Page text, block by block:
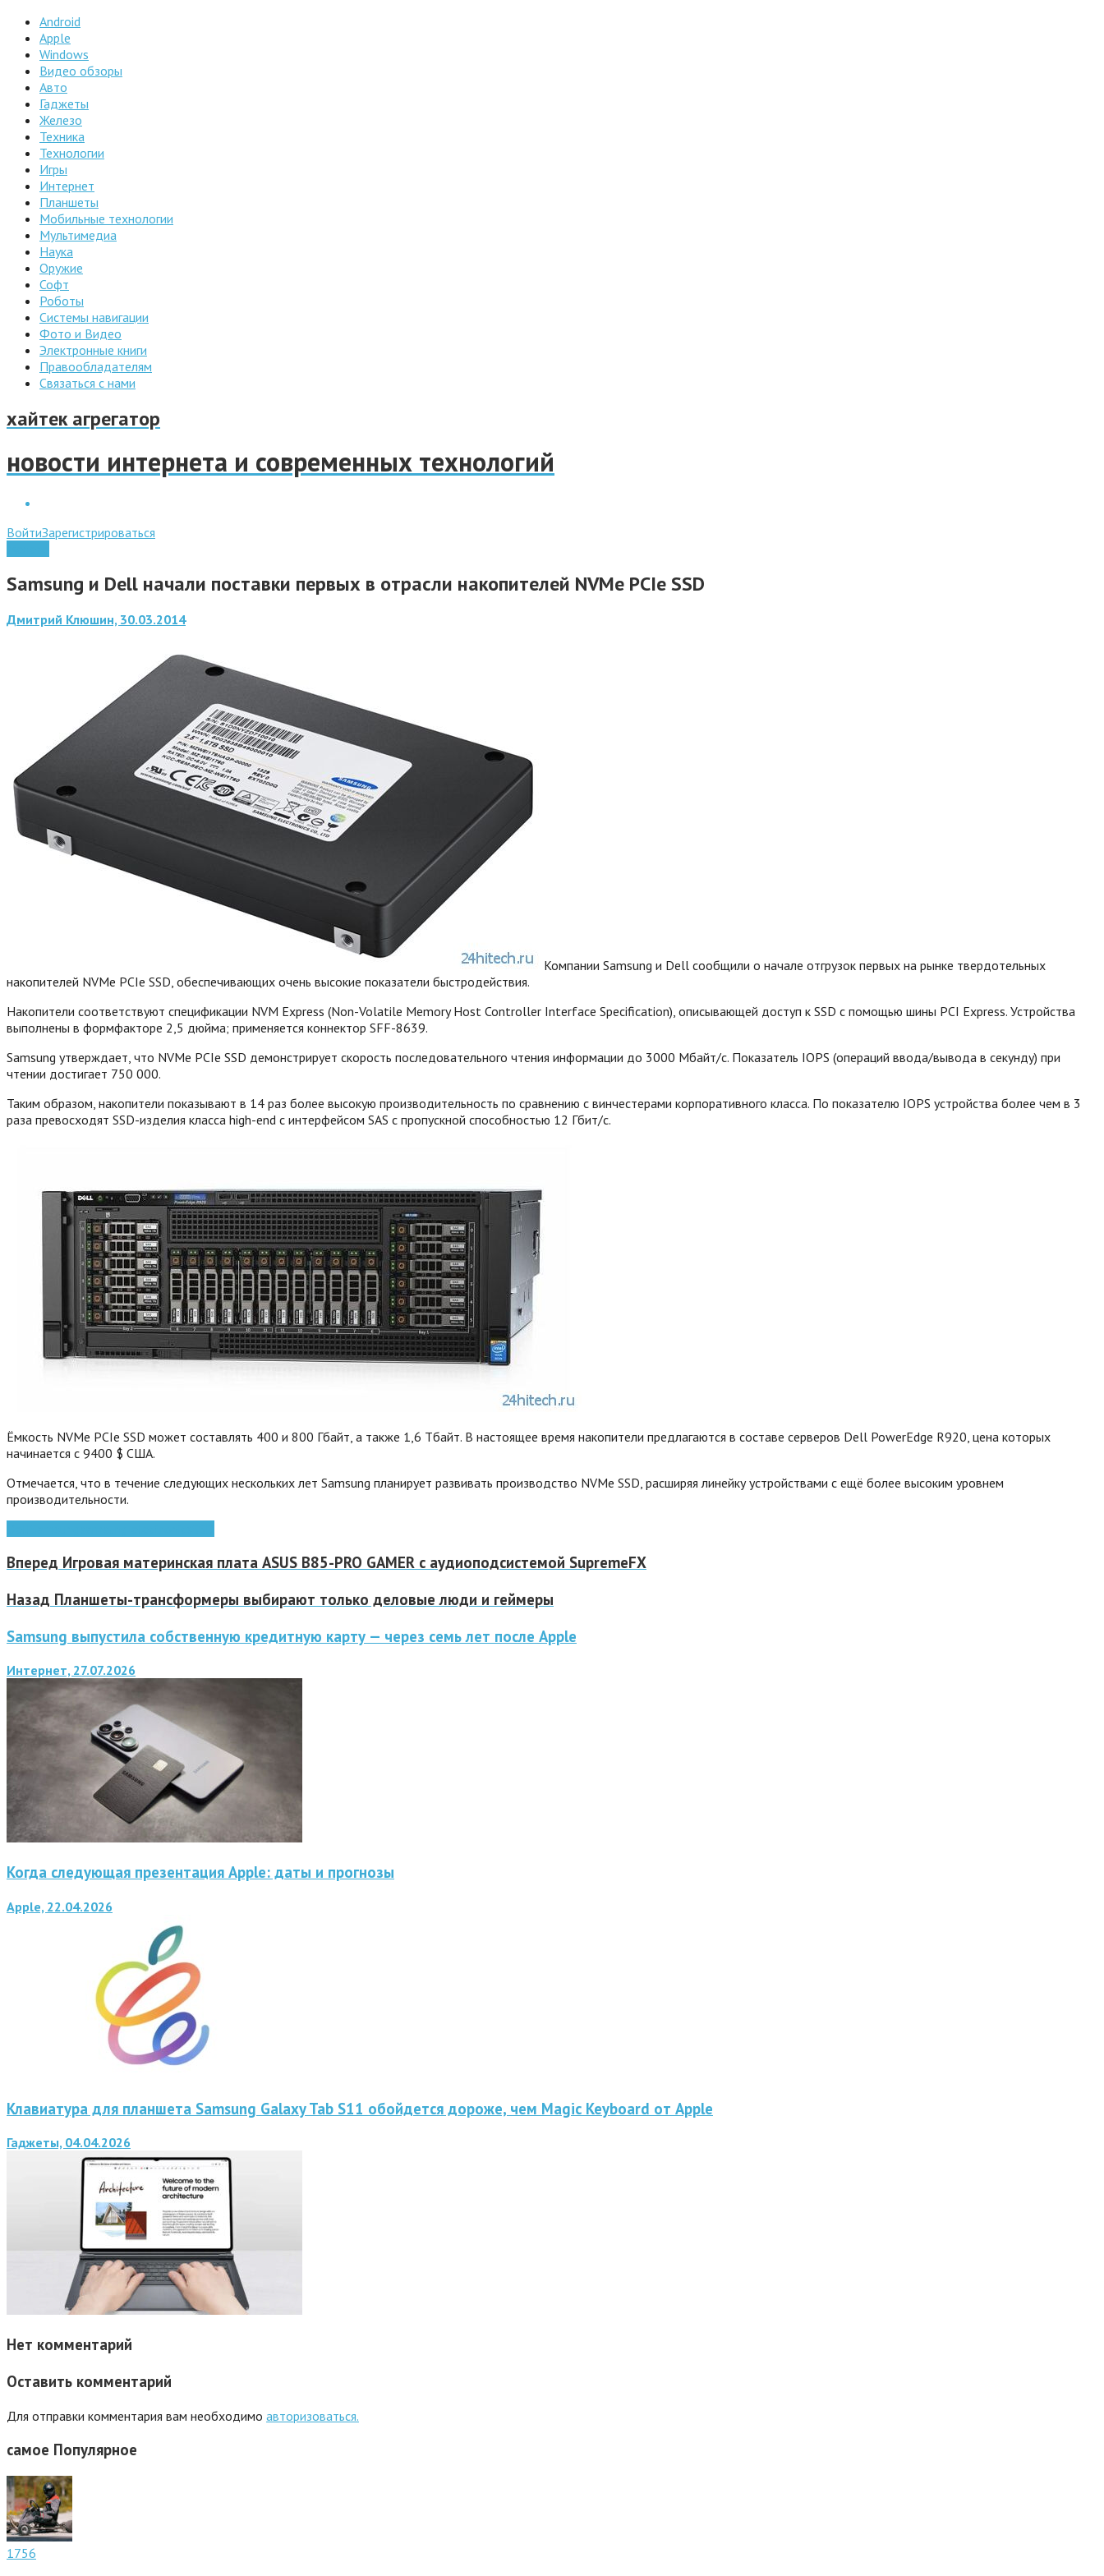
Android
Apple
Windows
Видео обзоры
Авто
Гаджеты
Железо
Техника
Технологии
Игры
Интернет
Планшеты
Мобильные технологии
Мультимедиа
Наука
Оружие
Софт
Роботы
Системы навигации
Фото и Видео
Электронные книги
Правообладателям
Связаться с нами
хайтек агрегатор
новости интернета и современных технологий
ВойтиЗарегистрироваться
Samsung и Dell начали поставки первых в отрасли накопителей NVMe PCIe SSD
Дмитрий Клюшин, 30.03.2014
Компании Samsung и Dell сообщили о начале отгрузок первых на рынке твердотельных
накопителей NVMe PCIe SSD, обеспечивающих очень высокие показатели быстродействия.
Накопители соответствуют спецификации NVM Express (Non-Volatile Memory Host Controller Interface Specification), описывающей доступ к SSD с помощью шины PCI Express. Устройства
выполнены в формфакторе 2,5 дюйма; применяется коннектор SFF-8639.
Samsung утверждает, что NVMe PCIe SSD демонстрирует скорость последовательного чтения информации до 3000 Мбайт/с. Показатель IOPS (операций ввода/вывода в секунду) при
чтении достигает 750 000.
Таким образом, накопители показывают в 14 раз более высокую производительность по сравнению с винчестерами корпоративного класса. По показателю IOPS устройства более чем в 3
раза превосходят SSD-изделия класса high-end с интерфейсом SAS с пропускной способностью 12 Гбит/с.
Ёмкость NVMe PCIe SSD может составлять 400 и 800 Гбайт, а также 1,6 Тбайт. В настоящее время накопители предлагаются в составе серверов Dell PowerEdge R920, цена которых
начинается с 9400 $ США.
Отмечается, что в течение следующих нескольких лет Samsung планирует развивать производство NVMe SSD, расширяя линейку устройствами с ещё более высоким уровнем
производительности.
Вперед Игровая материнская плата ASUS B85-PRO GAMER с аудиоподсистемой SupremeFX
Назад Планшеты-трансформеры выбирают только деловые люди и геймеры
Samsung выпустила собственную кредитную карту — через семь лет после Apple
Интернет, 27.07.2026
Когда следующая презентация Apple: даты и прогнозы
Apple, 22.04.2026
Клавиатура для планшета Samsung Galaxy Tab S11 обойдется дороже, чем Magic Keyboard от Apple
Гаджеты, 04.04.2026
Нет комментарий
Оставить комментарий
Для отправки комментария вам необходимо авторизоваться.
самое Популярное
1756